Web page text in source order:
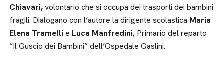
Chiavari,volontario che si occupa dei trasporti dei bambini
fragili. Dialogano con l’autore la dirigente scolastica Maria
Elena Tramellie Luca Manfredini, Primario del reparto
“Il Guscio dei Bambini” dell’Ospedale Gaslini.